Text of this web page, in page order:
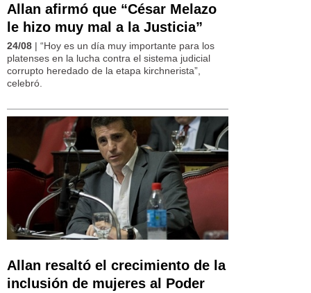
Allan afirmó que “César Melazo
le hizo muy mal a la Justicia”
24/08 | “Hoy es un día muy importante para los
platenses en la lucha contra el sistema judicial
corrupto heredado de la etapa kirchnerista”,
celebró.
Allan resaltó el crecimiento de la
inclusión de mujeres al Poder